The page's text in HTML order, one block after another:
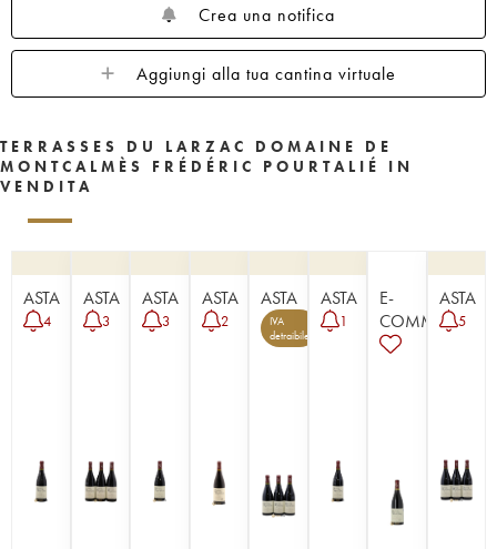
Crea una notifica
Aggiungi alla tua cantina virtuale
TERRASSES DU LARZAC DOMAINE DE
MONTCALMÈS FRÉDÉRIC POURTALIÉ IN
VENDITA
ASTA
4
ASTA
3
ASTA
3
ASTA
2
ASTA
IVA
detraibile
5
ASTA
1
E-
COMMERCE
ASTA
5